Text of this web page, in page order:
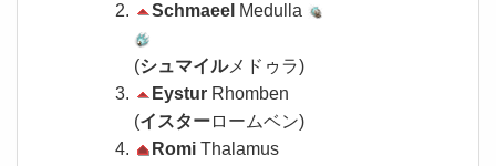
Schmaeel Medulla
(シュマイルメドゥラ)
Eystur Rhomben
(イスターロームベン)
Romi Thalamus